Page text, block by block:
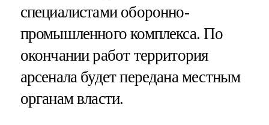
специалистами оборонно-
промышленного комплекса. По
окончании работ территория
арсенала будет передана местным
органам власти.